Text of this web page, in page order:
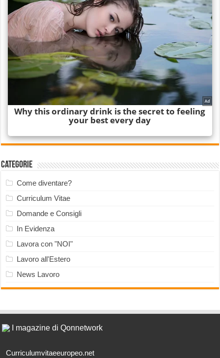
Categorie
Come diventare?
Curriculum Vitae
Domande e Consigli
In Evidenza
Lavora con "NOI"
Lavoro all'Estero
News Lavoro
I magazine di Qonnetwork
Curriculumvitaeeuropeo.net